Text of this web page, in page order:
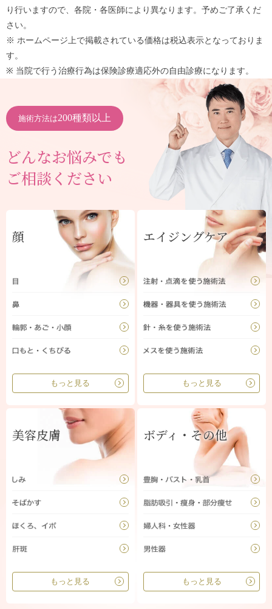
り行いますので、各院・各医師により異なります。予めご了承くだ
さい。
※ ホームページ上で掲載されている価格は税込表示となっておりま
す。
※ 当院で行う治療行為は保険診療適応外の自由診療になります。
施術方法は200種類以上
どんなお悩みでも
ご相談ください
顔
もっと見る
エイジングケア
もっと見る
美容皮膚
もっと見る
ボディ・その他
もっと見る